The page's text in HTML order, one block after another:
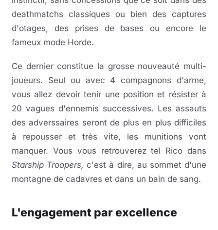
deathmatchs classiques ou bien des captures
d'otages, des prises de bases ou encore le
fameux mode Horde.
Ce dernier constitue la grosse nouveauté multi-
joueurs. Seul ou avec 4 compagnons d'arme,
vous allez devoir tenir une position et résister à
20 vagues d'ennemis successives. Les assauts
des adverssaires seront de plus en plus difficiles
à repousser et très vite, les munitions vont
manquer. Vous vous retrouverez tel Rico dans
Starship Troopers, c'est à dire, au sommet d'une
montagne de cadavres et dans un bain de sang.
L'engagement par excellence